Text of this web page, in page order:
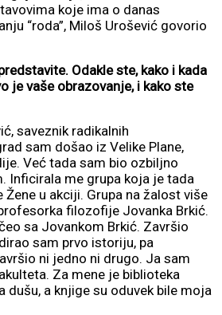
koje ima o danas
“roda”, Miloš Urošević govorio
Odakle ste, kako i kada
je vaše obrazovanje, i kako ste
saveznik radikalnih
sam došao iz Velike Plane,
Već tada sam bio ozbiljno
Inficirala me grupa koja je tada
Žene u akciji. Grupa na žalost više
filozofije Jovanka Brkić.
sa Jovankom Brkić. Završio
sam prvo istoriju, pa
ni jedno ni drugo. Ja sam
Za mene je biblioteka
dušu, a knjige su oduvek bile moja